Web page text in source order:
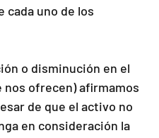
cada uno de los
o disminución en el
ofrecen) afirmamos
de que el activo no
en consideración la